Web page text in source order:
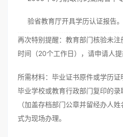
验省教育厅开具学历认证报告。
再次特别提醒：教育部门核验未
时间（20个工作日），请申请人提
所需材料：毕业证书原件或学历证
毕业学校或教育行政部门复印的
（加盖存档部门公章并留经办人
式为现场办理。